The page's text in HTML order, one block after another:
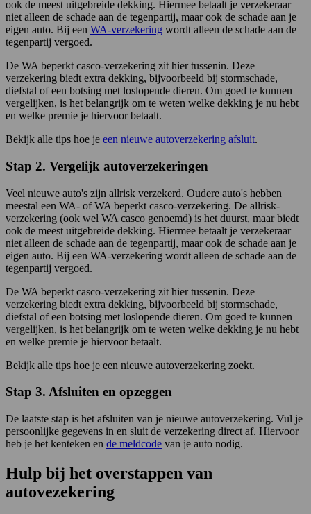
ook de meest uitgebreide dekking. Hiermee betaalt je verzekeraar
niet alleen de schade aan de tegenpartij, maar ook de schade aan je
eigen auto. Bij een WA-verzekering wordt alleen de schade aan de
tegenpartij vergoed.
De WA beperkt casco-verzekering zit hier tussenin. Deze
verzekering biedt extra dekking, bijvoorbeeld bij stormschade,
diefstal of een botsing met loslopende dieren. Om goed te kunnen
vergelijken, is het belangrijk om te weten welke dekking je nu hebt
en welke premie je hiervoor betaalt.
Bekijk alle tips hoe je een nieuwe autoverzekering afsluit.
Stap 2. Vergelijk autoverzekeringen
Veel nieuwe auto's zijn allrisk verzekerd. Oudere auto's hebben
meestal een WA- of WA beperkt casco-verzekering. De allrisk-
verzekering (ook wel WA casco genoemd) is het duurst, maar biedt
ook de meest uitgebreide dekking. Hiermee betaalt je verzekeraar
niet alleen de schade aan de tegenpartij, maar ook de schade aan je
eigen auto. Bij een WA-verzekering wordt alleen de schade aan de
tegenpartij vergoed.
De WA beperkt casco-verzekering zit hier tussenin. Deze
verzekering biedt extra dekking, bijvoorbeeld bij stormschade,
diefstal of een botsing met loslopende dieren. Om goed te kunnen
vergelijken, is het belangrijk om te weten welke dekking je nu hebt
en welke premie je hiervoor betaalt.
Bekijk alle tips hoe je een nieuwe autoverzekering zoekt.
Stap 3. Afsluiten en opzeggen
De laatste stap is het afsluiten van je nieuwe autoverzekering. Vul je
persoonlijke gegevens in en sluit de verzekering direct af. Hiervoor
heb je het kenteken en de meldcode van je auto nodig.
Hulp bij het overstappen van
autovezekering